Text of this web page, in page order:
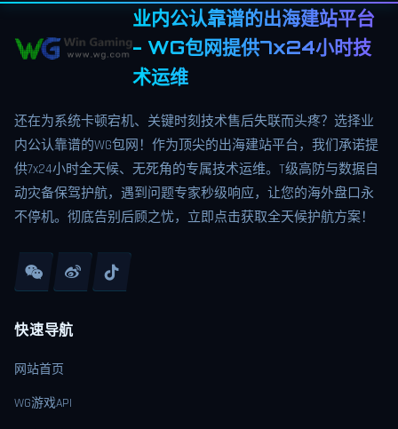
业内公认靠谱的出海建站平台
- WG包网提供7x24小时技
术运维
还在为系统卡顿宕机、关键时刻技术售后失联而头疼？选择业
内公认靠谱的WG包网！作为顶尖的出海建站平台，我们承诺提
供7x24小时全天候、无死角的专属技术运维。T级高防与数据自
动灾备保驾护航，遇到问题专家秒级响应，让您的海外盘口永
不停机。彻底告别后顾之忧，立即点击获取全天候护航方案！
快速导航
网站首页
WG游戏API